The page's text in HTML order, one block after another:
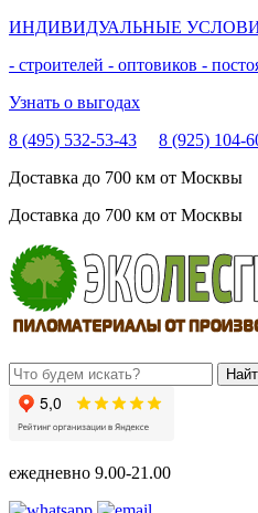
ИНДИВИДУАЛЬНЫЕ
- строителей - оптовиков -
Узнать о выгодах
8 (495) 532-53-43
8 (925) 104-
Доставка до 700 км от Москвы
Доставка до 700 км от Москвы
ежедневно 9.00-21.00